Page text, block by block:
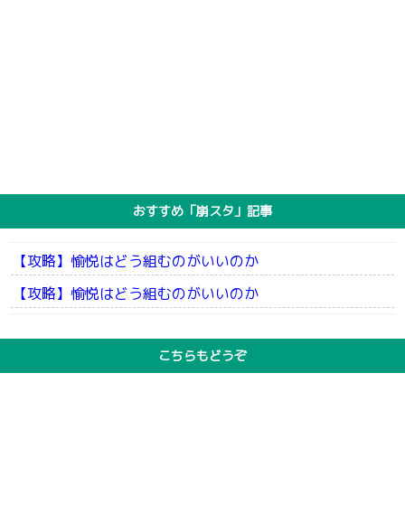
おすすめ「崩スタ」記事
【攻略】愉悦はどう組むのがいいのか
【攻略】愉悦はどう組むのがいいのか
こちらもどうぞ